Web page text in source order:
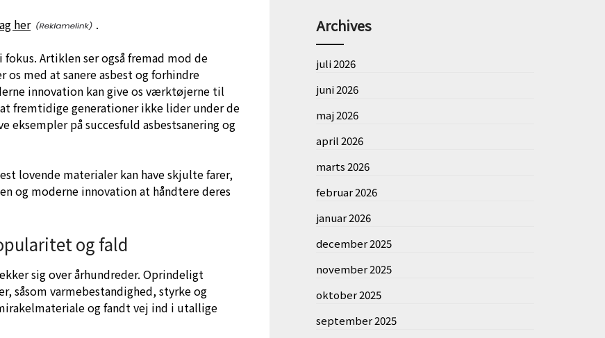
her
.
Artiklen ser også fremad mod de
med at sanere asbest og forhindre
innovation kan give os værktøjerne til
fremtidige generationer ikke lider under de
eksempler på succesfuld asbestsanering og
lovende materialer kan have skjulte farer,
og moderne innovation at håndtere deres
og fald
sig over århundreder. Oprindeligt
såsom varmebestandighed, styrke og
og fandt vej ind i utallige
Archives
juli 2026
juni 2026
maj 2026
april 2026
marts 2026
februar 2026
januar 2026
december 2025
november 2025
oktober 2025
september 2025